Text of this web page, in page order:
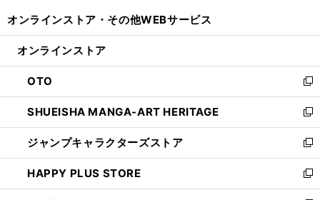
開
ン
ウ
で
開
く
ウ
ン
ド
ウ
で
開
く
オンラインストア・ その他WEBサービス
オンラインストア
OTO
新
し
い
ウ
ィ
ン
ド
ウ
SHUEISHA MANGA-ART HERITAGE
新
し
い
ウ
ィ
ン
ジャンプキャラクターズストア
新
し
い
ウ
HAPPY PLUS STORE
新
し